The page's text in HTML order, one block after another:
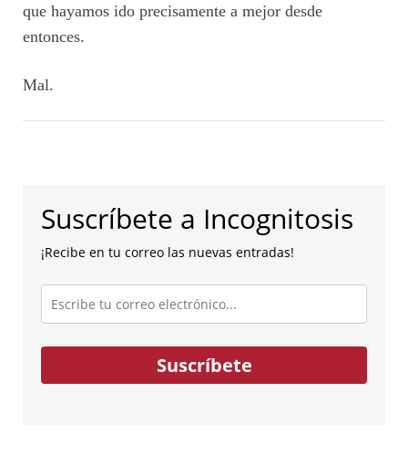
que hayamos ido precisamente a mejor desde
entonces.
Mal.
Suscríbete a Incognitosis
¡Recibe en tu correo las nuevas entradas!
Escribe
tu
correo
electrónico...
Suscríbete